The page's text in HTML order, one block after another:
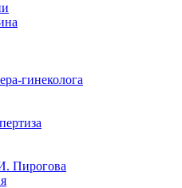
гинеколога
Пирогова